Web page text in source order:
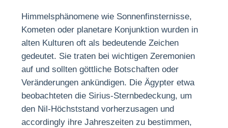
Himmelsphänomene wie Sonnenfinsternisse,
Kometen oder planetare Konjunktion wurden in
alten Kulturen oft als bedeutende Zeichen
gedeutet. Sie traten bei wichtigen Zeremonien
auf und sollten göttliche Botschaften oder
Veränderungen ankündigen. Die Ägypter etwa
beobachteten die Sirius-Sternbedeckung, um
den Nil-Höchststand vorherzusagen und
accordingly ihre Jahreszeiten zu bestimmen,